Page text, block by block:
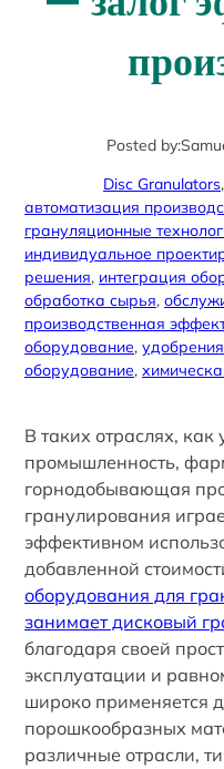
Posted by:
Disc Granulators,
автоматизация
грануляционные
индивидуальное
решения, интеграция
обработка сырья,
производственная
оборудование, удобрения
оборудование,
В таких отраслях,
промышленность,
горнодобывающая
гранулирования
эффективном
добавленной
оборудования для
занимает дисковый
благодаря своей
эксплуатации и
широко применяется
порошкообразных
различные отрасли,